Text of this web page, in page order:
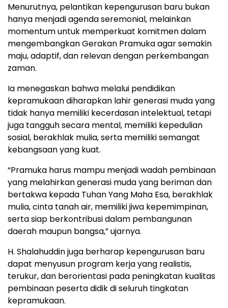
Menurutnya, pelantikan kepengurusan baru bukan
hanya menjadi agenda seremonial, melainkan
momentum untuk memperkuat komitmen dalam
mengembangkan Gerakan Pramuka agar semakin
maju, adaptif, dan relevan dengan perkembangan
zaman.
Ia menegaskan bahwa melalui pendidikan
kepramukaan diharapkan lahir generasi muda yang
tidak hanya memiliki kecerdasan intelektual, tetapi
juga tangguh secara mental, memiliki kepedulian
sosial, berakhlak mulia, serta memiliki semangat
kebangsaan yang kuat.
“Pramuka harus mampu menjadi wadah pembinaan
yang melahirkan generasi muda yang beriman dan
bertakwa kepada Tuhan Yang Maha Esa, berakhlak
mulia, cinta tanah air, memiliki jiwa kepemimpinan,
serta siap berkontribusi dalam pembangunan
daerah maupun bangsa,” ujarnya.
H. Shalahuddin juga berharap kepengurusan baru
dapat menyusun program kerja yang realistis,
terukur, dan berorientasi pada peningkatan kualitas
pembinaan peserta didik di seluruh tingkatan
kepramukaan.